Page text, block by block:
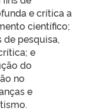
e crítica a
científico;
pesquisa,
e
do
no
e